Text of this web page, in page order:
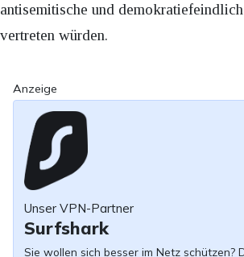
antisemitische und
vertreten würden.
Anzeige
Unser VPN-Partner
Surfshark
Sie wollen sich besser im Netz schützen?